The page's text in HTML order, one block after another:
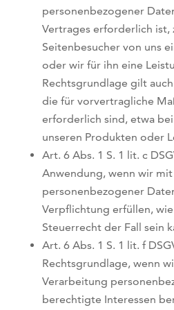
personenbezogener
Vertrages erforderlich ist,
Seitenbesucher von uns
oder wir für ihn eine
Rechtsgrundlage gilt
die für vorvertragliche
erforderlich sind, etwa
unseren Produkten oder
Art. 6 Abs. 1 S. 1 lit. c
Anwendung, wenn wir
personenbezogener
Verpflichtung erfüllen, wie
Steuerrecht der Fall sein
Art. 6 Abs. 1 S. 1 lit. f
Rechtsgrundlage, wenn
Verarbeitung
berechtigte Interessen